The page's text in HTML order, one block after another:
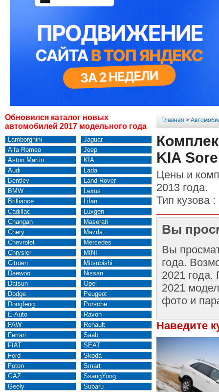
Обновился каталог новых
автомобилей 2017 модельного года
Lamborghini
Alfa Romeo
Aston Martin
Audi
Bentley
BMW
Brilliance
Cadillac
Changan
Chery
Chevrolet
Chrysler
Citroen
Daewoo
Datsun
Dodge
Dongfeng
E-Auto
FAW
Ferrari
FIAT
Ford
Foton
GAZ
Geely
Jaguar
Jeep
KIA
Lada
Land Rover
Lexus
Lifan
Luxgen
Maserati
Mazda
Mercedes
MINI
Mitsubishi
Nissan
Opel
Peugeot
Porsche
Ravon
Renault
Saab
SEAT
Skoda
Smart
SsangYong
Subaru
Главная >
KIA
Цены и
2013 года.
Тип кузова :
Вы
Вы
года.
2021 года.
2021
фото и
Наведите